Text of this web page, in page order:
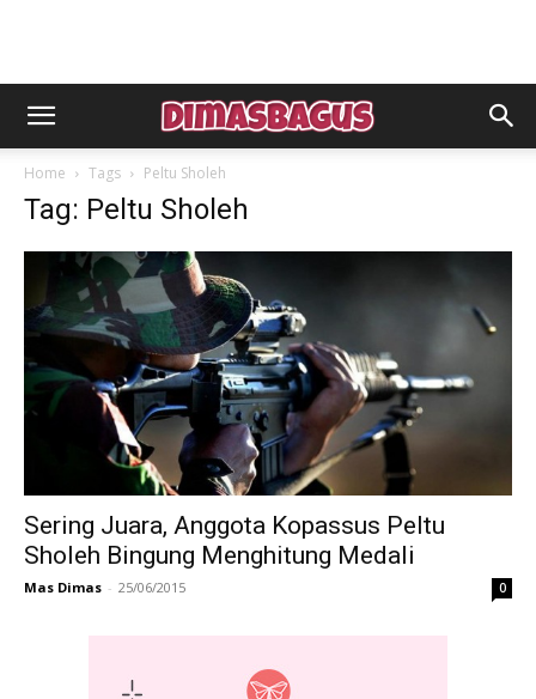
Home Tags Peltu Sholeh
Tag: Peltu Sholeh
Sering Juara, Anggota Kopassus Peltu
Sholeh Bingung Menghitung Medali
Mas Dimas - 25/06/2015 0